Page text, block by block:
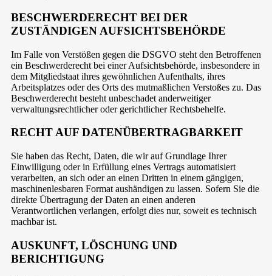
BESCHWERDE­RECHT BEI DER
ZUSTÄNDIGEN AUFSICHTS­BEHÖRDE
Im Falle von Verstößen gegen die DSGVO steht den Betroffenen
ein Beschwerderecht bei einer Aufsichtsbehörde, insbesondere in
dem Mitgliedstaat ihres gewöhnlichen Aufenthalts, ihres
Arbeitsplatzes oder des Orts des mutmaßlichen Verstoßes zu. Das
Beschwerderecht besteht unbeschadet anderweitiger
verwaltungsrechtlicher oder gerichtlicher Rechtsbehelfe.
RECHT AUF DATEN­ÜBERTRAG­BARKEIT
Sie haben das Recht, Daten, die wir auf Grundlage Ihrer
Einwilligung oder in Erfüllung eines Vertrags automatisiert
verarbeiten, an sich oder an einen Dritten in einem gängigen,
maschinenlesbaren Format aushändigen zu lassen. Sofern Sie die
direkte Übertragung der Daten an einen anderen
Verantwortlichen verlangen, erfolgt dies nur, soweit es technisch
machbar ist.
AUSKUNFT, LÖSCHUNG UND
BERICHTIGUNG